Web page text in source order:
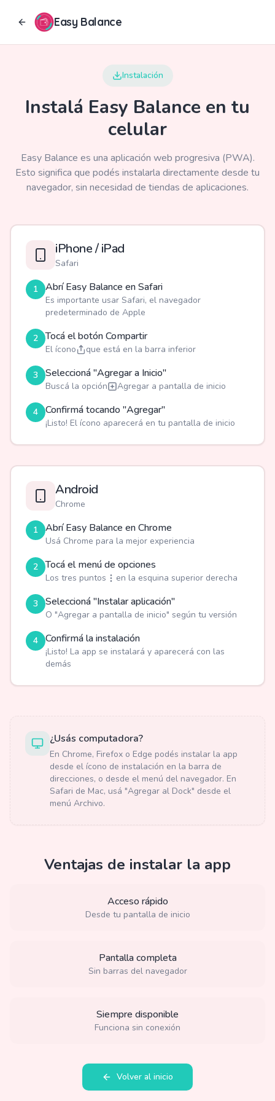
Easy Balance
Instalación
Instalá Easy Balance en tu
celular
Easy Balance es una aplicación web progresiva (PWA).
Esto significa que podés instalarla directamente desde tu
navegador, sin necesidad de tiendas de aplicaciones.
iPhone / iPad
Safari
1 Abrí Easy Balance en Safari
Es importante usar Safari, el navegador
predeterminado de Apple
2 Tocá el botón Compartir
El ícono que está en la barra inferior
3 Seleccioná "Agregar a Inicio"
Buscá la opción Agregar a pantalla de inicio
4 Confirmá tocando "Agregar"
¡Listo! El ícono aparecerá en tu pantalla de inicio
Android
Chrome
1 Abrí Easy Balance en Chrome
Usá Chrome para la mejor experiencia
2 Tocá el menú de opciones
Los tres puntos en la esquina superior derecha
3 Seleccioná "Instalar aplicación"
O "Agregar a pantalla de inicio" según tu versión
4 Confirmá la instalación
¡Listo! La app se instalará y aparecerá con las
demás
¿Usás computadora?
En Chrome, Firefox o Edge podés instalar la app
desde el ícono de instalación en la barra de
direcciones, o desde el menú del navegador. En
Safari de Mac, usá "Agregar al Dock" desde el
menú Archivo.
Ventajas de instalar la app
Acceso rápido
Desde tu pantalla de inicio
Pantalla completa
Sin barras del navegador
Siempre disponible
Funciona sin conexión
Volver al inicio